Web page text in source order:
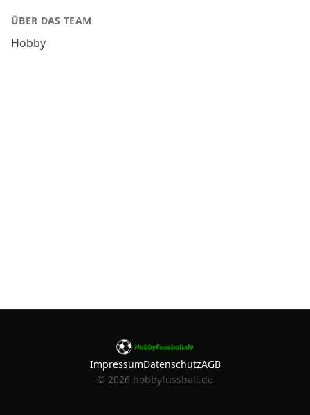
ÜBER DAS TEAM
Hobby
ImpressumDatenschutzAGB
© 2026 hobbyfussball.de